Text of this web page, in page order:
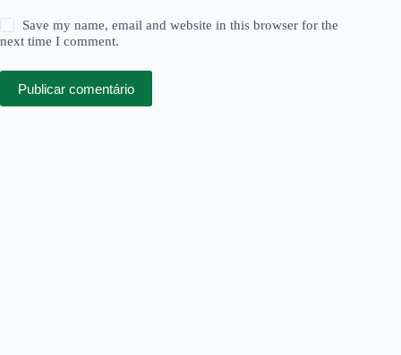
Save my name, email and website in this browser for the
next time I comment.
Publicar comentário